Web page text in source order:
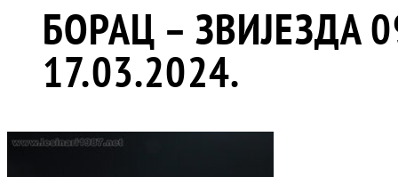
БОРАЦ – ЗВИЈЕЗДА
17.03.2024.